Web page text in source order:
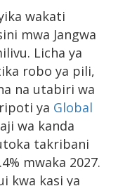
wakati
mwa Jangwa
Licha ya
robo ya pili,
na utabiri wa
ya Global
wa kanda
takribani
mwaka 2027.
kwa kasi ya